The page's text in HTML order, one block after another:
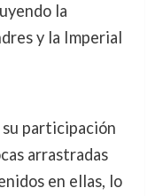
la
y la Imperial
participación
arrastradas
en ellas, lo